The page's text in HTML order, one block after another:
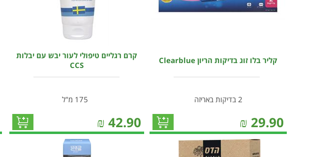
קליר בלו זוג בדיקות הריון Clearblue
2 בדיקות באריזה
29.90
₪
קרם רגליים טיפולי לעור יבש עם יבלות
CCS
42.90
₪